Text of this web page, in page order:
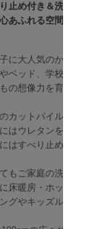
止め付き＆洗濯機OKで
あふれる空間づくりに
に大人気のかわいい街
ベッド、学校や病院な
の想像力を育てる、遊
カットパイルだから、
はウレタンを使用し、
はすべり止めが付いて
もご家庭の洗濯機で丸
床暖房・ホットカーペ
グやキッズルームに敷